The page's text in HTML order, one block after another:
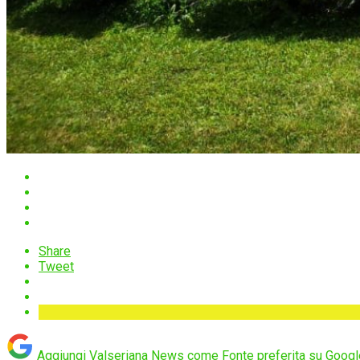
Share
Tweet
Aggiungi Valseriana News come Fonte preferita su